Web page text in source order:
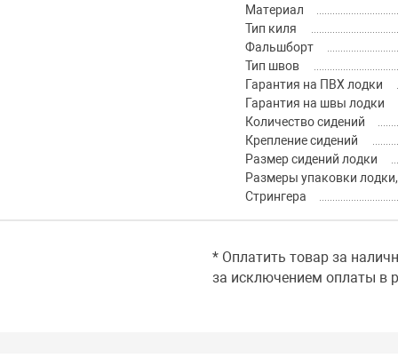
Материал
Тип киля
Фальшборт
Тип швов
Гарантия на ПВХ лодки
Гарантия на швы лодки
Количество сидений
Крепление сидений
Размер сидений лодки
Размеры упаковки
Стрингера
* Оплатить товар за
за исключением оплаты в